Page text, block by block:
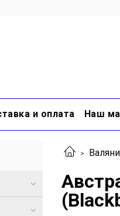
и оплата Наш